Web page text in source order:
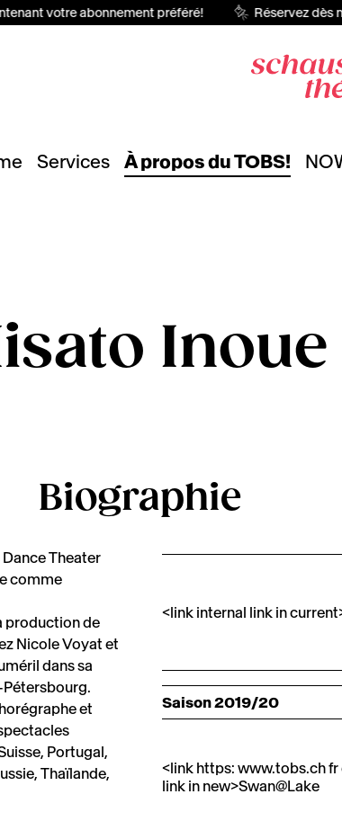
votre abonnement préféré! Réservez dès
Services À propos du TOBS!
Inoue
Biographie
Theater
comme
production de
Nicole Voyat et
dans sa
et
Portugal,
Thaïlande,
<link internal link in
Saison 2019/20
<link https: www.tobs.ch
link in new>Swan@Lake